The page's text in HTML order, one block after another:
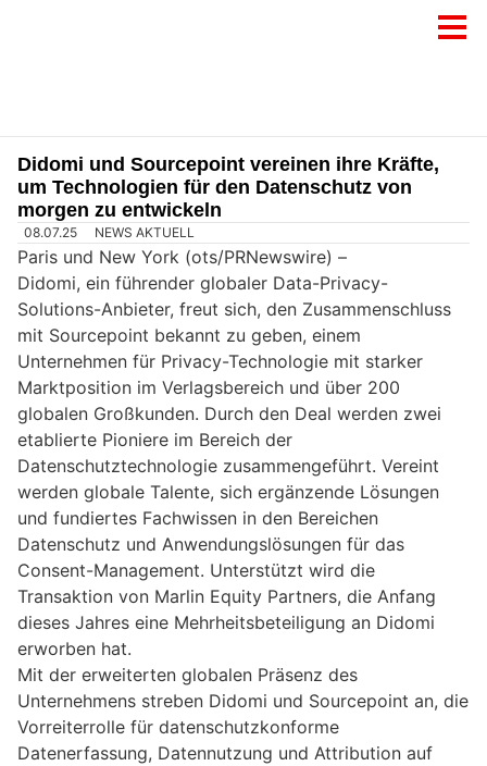
Didomi und Sourcepoint vereinen ihre Kräfte,
um Technologien für den Datenschutz von
morgen zu entwickeln
08.07.25 NEWS AKTUELL
Paris und New York (ots/PRNewswire) –
Didomi, ein führender globaler Data-Privacy-
Solutions-Anbieter, freut sich, den Zusammenschluss
mit Sourcepoint bekannt zu geben, einem
Unternehmen für Privacy-Technologie mit starker
Marktposition im Verlagsbereich und über 200
globalen Großkunden. Durch den Deal werden zwei
etablierte Pioniere im Bereich der
Datenschutztechnologie zusammengeführt. Vereint
werden globale Talente, sich ergänzende Lösungen
und fundiertes Fachwissen in den Bereichen
Datenschutz und Anwendungslösungen für das
Consent-Management. Unterstützt wird die
Transaktion von Marlin Equity Partners, die Anfang
dieses Jahres eine Mehrheitsbeteiligung an Didomi
erworben hat.
Mit der erweiterten globalen Präsenz des
Unternehmens streben Didomi und Sourcepoint an, die
Vorreiterrolle für datenschutzkonforme
Datenerfassung, Datennutzung und Attribution auf